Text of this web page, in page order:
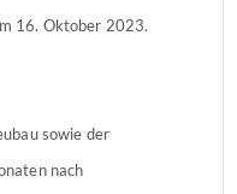
16. Oktober 2023.
sowie der
nach